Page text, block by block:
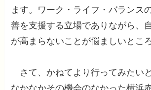
ます。ワーク・ライフ・バランス
善を支援する立場でありながら、
が高まらないことが悩ましいとこ
さて、かねてより行ってみたい